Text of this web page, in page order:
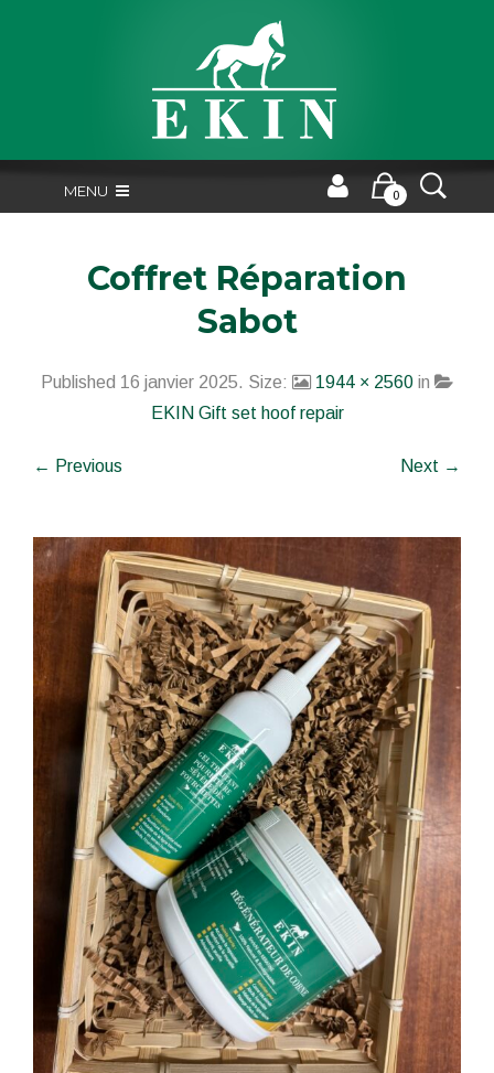
MENU 0
Coffret Réparation
Sabot
Published 16 janvier 2025. Size: 1944 × 2560 in
EKIN Gift set hoof repair
← Previous Next →